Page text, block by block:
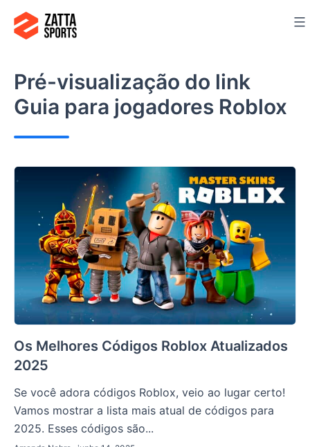
para
conteúdo
Pré-visualização do link
Guia para jogadores Roblox
Os Melhores Códigos Roblox Atualizados
2025
Se você adora códigos Roblox, veio ao lugar certo!
Vamos mostrar a lista mais atual de códigos para
2025. Esses códigos são...